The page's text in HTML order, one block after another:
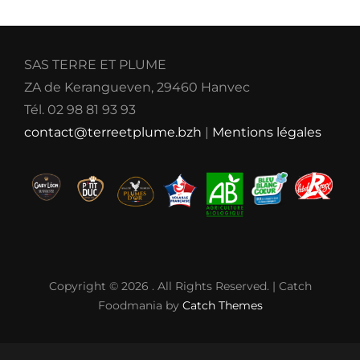
SAS TERRE ET PLUME
ZA de Kerangueven, 29460 Hanvec
Tél. 02 98 81 93 93
contact@terreetplume.bzh | Mentions légales
Copyright © 2026 . All Rights Reserved. | Catch
Foodmania by Catch Themes